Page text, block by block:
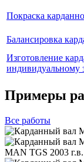
Покраска
Балансировка
Изготовление
индивидуальному
Примеры
Все работы
MAN TGS 2003 г.в.